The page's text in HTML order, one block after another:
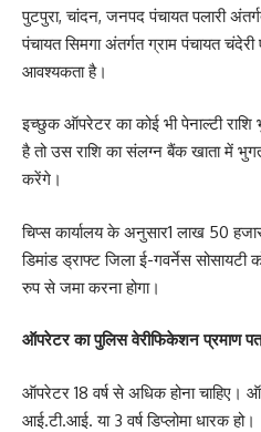
पुटपुरा, चांदन, जनपद पंचायत पलारी
पंचायत सिमगा अंतर्गत ग्राम पंचायत
आवश्यकता है।
इच्छुक ऑपरेटर का कोई भी पेनाल्टी राशि
है तो उस राशि का संलग्न बैंक खाता में
करेंगे।
चिप्स कार्यालय के अनुसार1 लाख 50
डिमांड ड्राफ्ट जिला ई-गवर्नेस सोसायटी
रुप से जमा करना होगा।
ऑपरेटर का पुलिस वेरीफिकेशन प्रमाण
ऑपरेटर 18 वर्ष से अधिक होना चाहिए।
आई.टी.आई. या 3 वर्ष डिप्लोमा धारक हो।